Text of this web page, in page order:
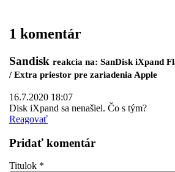
1 komentár
Sandisk reakcia na: SanDisk iXpand
/ Extra priestor pre zariadenia Apple
16.7.2020 18:07
Disk iXpand sa nenašiel. Čo s tým?
Reagovať
Pridať komentár
Titulok *